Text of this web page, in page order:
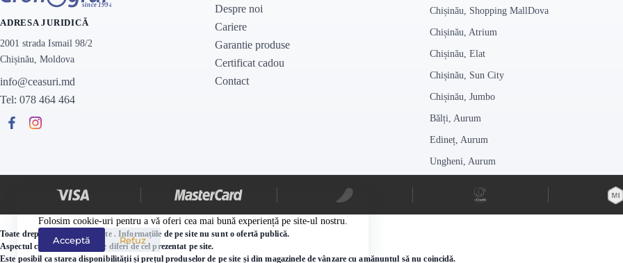
Folosim cookie-uri pentru a vă oferi cea mai bună experiență pe site-ul nostru.
Acceptă Refuz
ADRESA JURIDICĂ
2001 strada Ismail 98/2
Chișinău, Moldova
info@ceasuri.md
Tel: 078 464 464
Despre noi
Cariere
Garantie produse
Certificat cadou
Contact
Chișinău, Shopping MallDova
Chișinău, Atrium
Chișinău, Elat
Chișinău, Sun City
Chișinău, Jumbo
Bălți, Aurum
Edineț, Aurum
Ungheni, Aurum
Toate drepturile sunt protejate . Informațiile de pe site nu sunt o ofertă publică.
Aspectul cutiei ceasului poate diferi de cel prezentat pe site.
Este posibil ca starea disponibilității și prețul produselor de pe site și din magazinele de vânzare cu amănuntul să nu coincidă.